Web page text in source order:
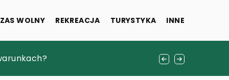
WOLNY REKREACJA TURYSTYKA INNE
i bliskich?